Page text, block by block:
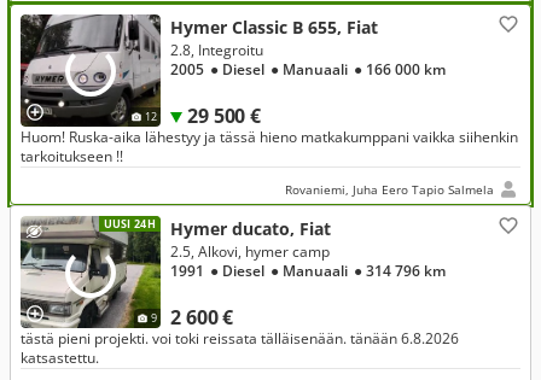
12
Hymer Classic B 655, Fiat
29 500 €
2.8, Integroitu
2005 ● Diesel ● Manuaali ● 166 000 km
Huom! Ruska-aika lähestyy ja tässä hieno matkakumppani vaikka siihenkin
tarkoitukseen !!
Rovaniemi, Juha Eero Tapio Salmela
UUSI 24H
9
Hymer ducato, Fiat
2 600 €
2.5, Alkovi, hymer camp
1991 ● Diesel ● Manuaali ● 314 796 km
tästä pieni projekti. voi toki reissata tälläisenään. tänään 6.8.2026
katsastettu.